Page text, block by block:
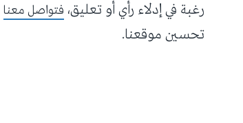
رغبة في إدلاء رأي أو تعليق، فتواصل معنا
تحسين موقعنا.